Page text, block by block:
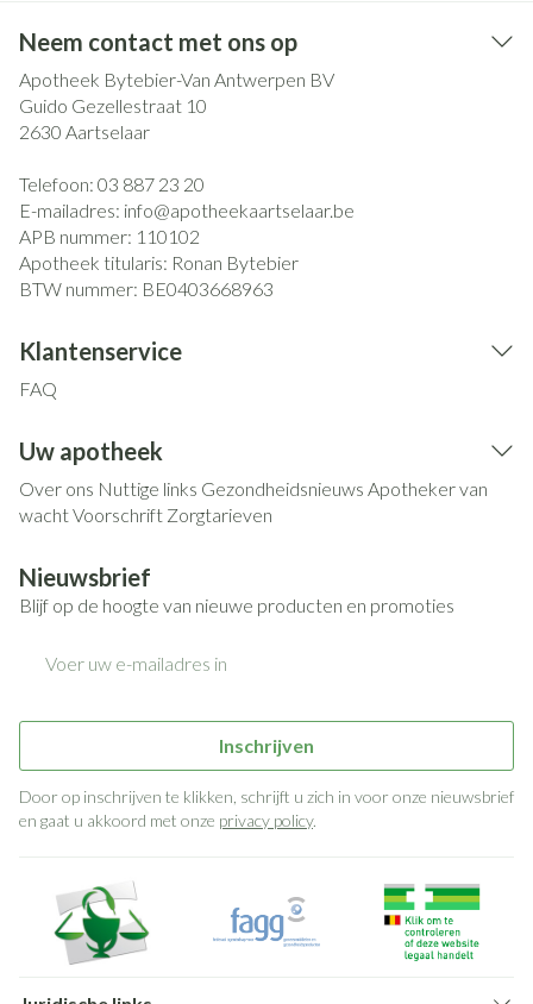
Neem contact met ons op
Apotheek Bytebier-Van Antwerpen BV
Guido Gezellestraat 10
2630 Aartselaar
Telefoon: 03 887 23 20
E-mailadres: info@apotheekaartselaar.be
APB nummer: 110102
Apotheek titularis: Ronan Bytebier
BTW nummer: BE0403668963
Klantenservice
FAQ
Uw apotheek
Over ons Nuttige links Gezondheidsnieuws Apotheker van
wachtVoorschrift Zorgtarieven
Nieuwsbrief
Blijf op de hoogte van nieuwe producten en promoties
Inschrijven
Door op inschrijven te klikken, schrijft u zich in voor onze nieuwsbrief
en gaat u akkoord met onze privacy policy.